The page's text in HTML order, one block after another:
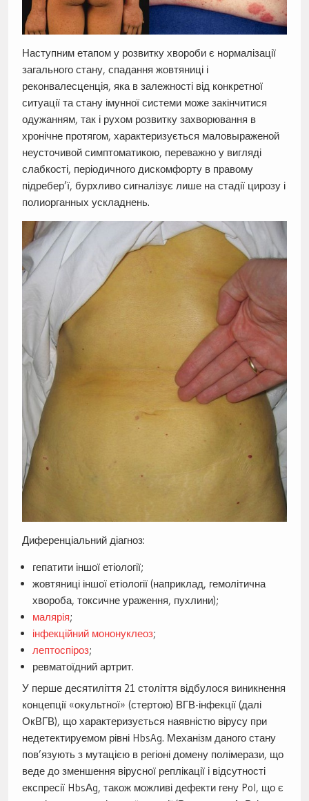
Наступним етапом у розвитку хвороби є нормалізації
загального стану, спадання жовтяниці і
реконвалесценція, яка в залежності від конкретної
ситуації та стану імунної системи може закінчитися
одужанням, так і рухом розвитку захворювання в
хронічне протягом, характеризується маловыраженой
неусточивой симптоматикою, переважно у вигляді
слабкості, періодичного дискомфорту в правому
підребер’ї, бурхливо сигналізує лише на стадії цирозу і
полиорганных ускладнень.
Диференціальний діагноз:
гепатити іншої етіології;
жовтяниці іншої етіології (наприклад, гемолітична
хвороба, токсичне ураження, пухлини);
малярія;
інфекційний мононуклеоз;
лептоспіроз;
ревматоїдний артрит.
У перше десятиліття 21 століття відбулося виникнення
концепції «окультної» (стертою) ВГВ-інфекції (далі
ОкВГВ), що характеризується наявністю вірусу при
недетектируемом рівні HbsAg. Механізм даного стану
пов’язують з мутацією в регіоні домену полімерази, що
веде до зменшення вірусної реплікації і відсутності
експресії HbsАg, також можливі дефекти гену Pol, що є